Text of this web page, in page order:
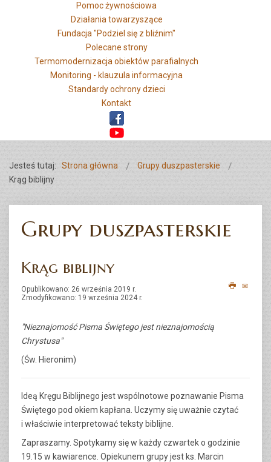
Pomoc żywnościowa
Działania towarzyszące
Fundacja "Podziel się z bliźnim"
Polecane strony
Termomodernizacja obiektów parafialnych
Monitoring - klauzula informacyjna
Standardy ochrony dzieci
Kontakt
Jesteś tutaj: Strona główna
Grupy duszpasterskie
Krąg biblijny
Grupy duszpasterskie
Krąg biblijny
Opublikowano: 26 września 2019 r.
Zmodyfikowano: 19 września 2024 r.
"Nieznajomość Pisma Świętego jest nieznajomością
Chrystusa"
(Św. Hieronim)
Ideą Kręgu Biblijnego jest wspólnotowe poznawanie Pisma
Świętego pod okiem kapłana. Uczymy się uważnie czytać
i właściwie interpretować teksty biblijne.
Zapraszamy. Spotykamy się w każdy czwartek o godzinie
19.15 w kawiarence. Opiekunem grupy jest ks. Marcin